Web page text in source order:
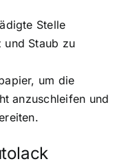
Stelle
und Staub zu
um die
anzuschleifen und